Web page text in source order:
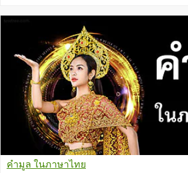
คำมูล ในภาษาไทย